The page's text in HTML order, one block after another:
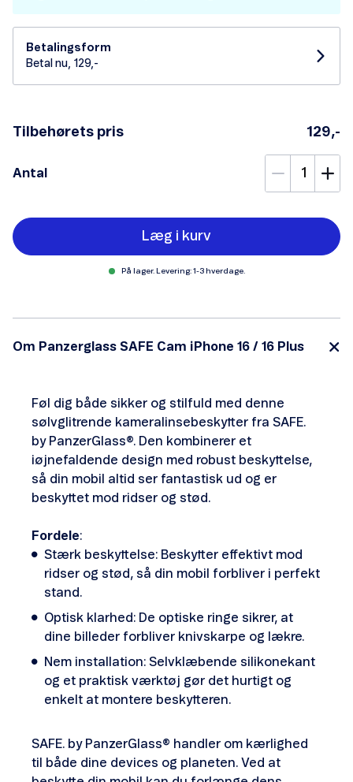
Betalingsform
Betal nu, 129,-
Tilbehørets pris 129,-
Antal
Læg i kurv
På lager. Levering: 1-3 hverdage.
Om Panzerglass SAFE Cam iPhone 16 / 16 Plus
Føl dig både sikker og stilfuld med denne
sølvglitrende kameralinsebeskytter fra SAFE.
by PanzerGlass®. Den kombinerer et
iøjnefaldende design med robust beskyttelse,
så din mobil altid ser fantastisk ud og er
beskyttet mod ridser og stød.
Fordele:
Stærk beskyttelse: Beskytter effektivt mod
ridser og stød, så din mobil forbliver i perfekt
stand.
Optisk klarhed: De optiske ringe sikrer, at
dine billeder forbliver knivskarpe og lækre.
Nem installation: Selvklæbende silikonekant
og et praktisk værktøj gør det hurtigt og
enkelt at montere beskytteren.
SAFE. by PanzerGlass® handler om kærlighed
til både dine devices og planeten. Ved at